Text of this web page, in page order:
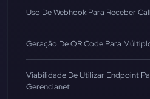
Uso De Webhook Para Receber
Geração De QR Code Para
Viabilidade De Utilizar Endpoint
Gerencianet